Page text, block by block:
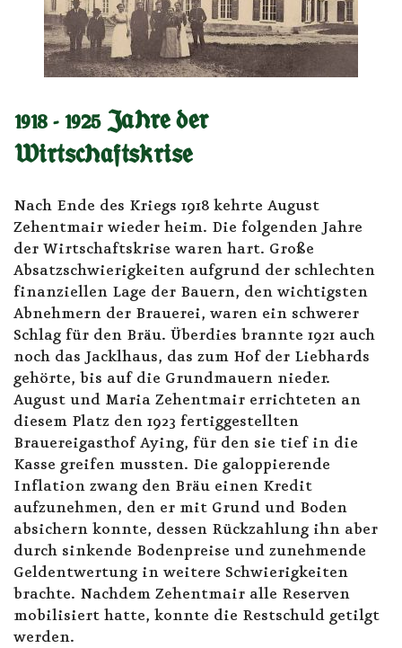
1918 - 1925 Jahre der
Wirtschaftskrise
Nach Ende des Kriegs 1918 kehrte August
Zehentmair wieder heim. Die folgenden Jahre
der Wirtschaftskrise waren hart. Große
Absatzschwierigkeiten aufgrund der schlechten
finanziellen Lage der Bauern, den wichtigsten
Abnehmern der Brauerei, waren ein schwerer
Schlag für den Bräu. Überdies brannte 1921 auch
noch das Jacklhaus, das zum Hof der Liebhards
gehörte, bis auf die Grundmauern nieder.
August und Maria Zehentmair errichteten an
diesem Platz den 1923 fertiggestellten
Brauereigasthof Aying, für den sie tief in die
Kasse greifen mussten. Die galoppierende
Inflation zwang den Bräu einen Kredit
aufzunehmen, den er mit Grund und Boden
absichern konnte, dessen Rückzahlung ihn aber
durch sinkende Bodenpreise und zunehmende
Geldentwertung in weitere Schwierigkeiten
brachte. Nachdem Zehentmair alle Reserven
mobilisiert hatte, konnte die Restschuld getilgt
werden.